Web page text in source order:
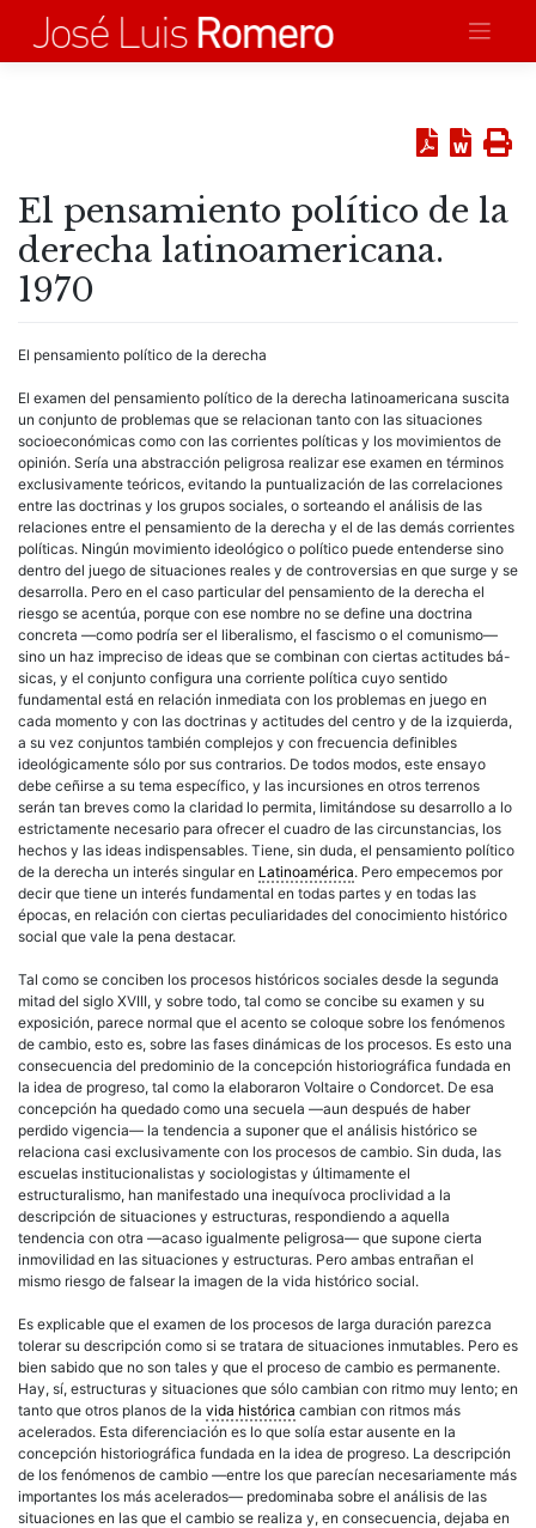
contenido
El pensamiento político de la
derecha latinoamericana.
1970
El pensamiento político de la derecha
El examen del pensamiento político de la derecha latinoamericana suscita
un conjunto de problemas que se relacionan tanto con las situaciones
socioeconómicas como con las corrientes políticas y los movimientos de
opinión. Sería una abstracción peligrosa realizar ese examen en términos
exclusivamente teóricos, evitando la puntualización de las correlaciones
entre las doctrinas y los grupos sociales, o sorteando el análisis de las
relaciones entre el pensamiento de la derecha y el de las demás corrientes
políticas. Ningún movimiento ideológico o político puede entenderse sino
dentro del juego de situaciones reales y de controversias en que surge y se
desarrolla. Pero en el caso particular del pensamiento de la derecha el
riesgo se acentúa, porque con ese nombre no se define una doctrina
concreta —como podría ser el liberalismo, el fascismo o el comunismo—
sino un haz impreciso de ideas que se combinan con ciertas actitudes bá-
sicas, y el conjunto configura una corriente política cuyo sentido
fundamental está en relación inmediata con los problemas en juego en
cada momento y con las doctrinas y actitudes del centro y de la izquierda,
a su vez conjuntos también complejos y con frecuencia definibles
ideológicamente sólo por sus contrarios. De todos modos, este ensayo
debe ceñirse a su tema específico, y las incursiones en otros terrenos
serán tan breves como la claridad lo permita, limitándose su desarrollo a lo
estrictamente necesario para ofrecer el cuadro de las circunstancias, los
hechos y las ideas indispensables. Tiene, sin duda, el pensamiento político
de la derecha un interés singular en Latinoamérica. Pero empecemos por
decir que tiene un interés fundamental en todas partes y en todas las
épocas, en relación con ciertas peculiaridades del conocimiento histórico
social que vale la pena destacar.
Tal como se conciben los procesos históricos sociales desde la segunda
mitad del siglo XVIII, y sobre todo, tal como se concibe su examen y su
exposición, parece normal que el acento se coloque sobre los fenómenos
de cambio, esto es, sobre las fases dinámicas de los procesos. Es esto una
consecuencia del predominio de la concepción historiográfica fundada en
la idea de progreso, tal como la elaboraron Voltaire o Condorcet. De esa
concepción ha quedado como una secuela —aun después de haber
perdido vigencia— la tendencia a suponer que el análisis histórico se
relaciona casi exclusivamente con los procesos de cambio. Sin duda, las
escuelas institucionalistas y sociologistas y últimamente el
estructuralismo, han manifestado una inequívoca proclividad a la
descripción de situaciones y estructuras, respondiendo a aquella
tendencia con otra —acaso igualmente peligrosa— que supone cierta
inmovilidad en las situaciones y estructuras. Pero ambas entrañan el
mismo riesgo de falsear la imagen de la vida histórico social.
Es explicable que el examen de los procesos de larga duración parezca
tolerar su descripción como si se tratara de situaciones inmutables. Pero es
bien sabido que no son tales y que el proceso de cambio es permanente.
Hay, sí, estructuras y situaciones que sólo cambian con ritmo muy lento; en
tanto que otros planos de la vida histórica cambian con ritmos más
acelerados. Esta diferenciación es lo que solía estar ausente en la
concepción historiográfica fundada en la idea de progreso. La descripción
de los fenómenos de cambio —entre los que parecían necesariamente más
importantes los más acelerados— predominaba sobre el análisis de las
situaciones en las que el cambio se realiza y, en consecuencia, dejaba en